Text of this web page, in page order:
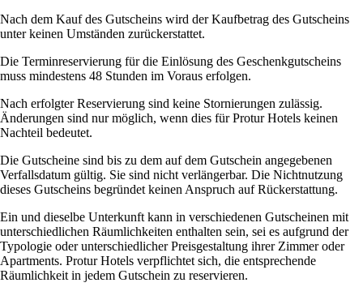
Nach dem Kauf des Gutscheins wird der Kaufbetrag des Gutscheins
unter keinen Umständen zurückerstattet.
Die Terminreservierung für die Einlösung des Geschenkgutscheins
muss mindestens 48 Stunden im Voraus erfolgen.
Nach erfolgter Reservierung sind keine Stornierungen zulässig.
Änderungen sind nur möglich, wenn dies für Protur Hotels keinen
Nachteil bedeutet.
Die Gutscheine sind bis zu dem auf dem Gutschein angegebenen
Verfallsdatum gültig. Sie sind nicht verlängerbar. Die Nichtnutzung
dieses Gutscheins begründet keinen Anspruch auf Rückerstattung.
Ein und dieselbe Unterkunft kann in verschiedenen Gutscheinen mit
unterschiedlichen Räumlichkeiten enthalten sein, sei es aufgrund der
Typologie oder unterschiedlicher Preisgestaltung ihrer Zimmer oder
Apartments. Protur Hotels verpflichtet sich, die entsprechende
Räumlichkeit in jedem Gutschein zu reservieren.